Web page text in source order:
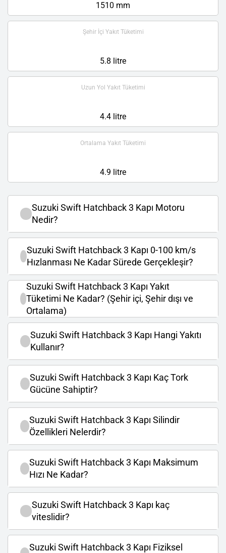
1510 mm
Şehir İçi Yakıt Tüketimi
5.8 litre
Uzun Yol Yakıt Tüketimi
4.4 litre
Ortalama Yakıt Tüketimi
4.9 litre
Suzuki Swift Hatchback 3 Kapı Motoru
Nedir?
Suzuki Swift Hatchback 3 Kapı 0-100 km/s
Hızlanması Ne Kadar Sürede Gerçekleşir?
Suzuki Swift Hatchback 3 Kapı Yakıt
Tüketimi Ne Kadar? (Şehir içi, Şehir dışı ve
Ortalama)
Suzuki Swift Hatchback 3 Kapı Hangi Yakıtı
Kullanır?
Suzuki Swift Hatchback 3 Kapı Kaç Tork
Gücüne Sahiptir?
Suzuki Swift Hatchback 3 Kapı Silindir
Özellikleri Nelerdir?
Suzuki Swift Hatchback 3 Kapı Maksimum
Hızı Ne Kadar?
Suzuki Swift Hatchback 3 Kapı kaç
viteslidir?
Suzuki Swift Hatchback 3 Kapı Fiziksel